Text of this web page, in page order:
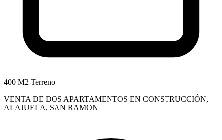
400 M2 Terreno
VENTA DE DOS APARTAMENTOS EN CONSTRUCCIÓN,
ALAJUELA, SAN RAMON